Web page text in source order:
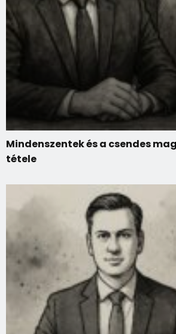
Mindenszentek és a csendes
tétele